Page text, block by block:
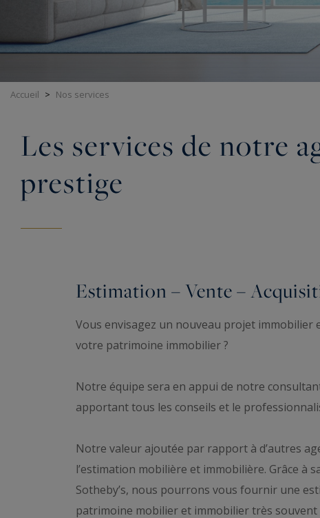
Accueil > Nos services
Les services de notre
prestige
Estimation – Vente –
Vous envisagez un nouveau projet immobilier
votre patrimoine immobilier ?
Notre équipe sera en appui de notre
apportant tous les conseils et le
Notre valeur ajoutée par rapport à d’autres
l’estimation mobilière et immobilière. Grâce à
Sotheby’s, nous pourrons vous fournir une
patrimoine mobilier et immobilier très souvent